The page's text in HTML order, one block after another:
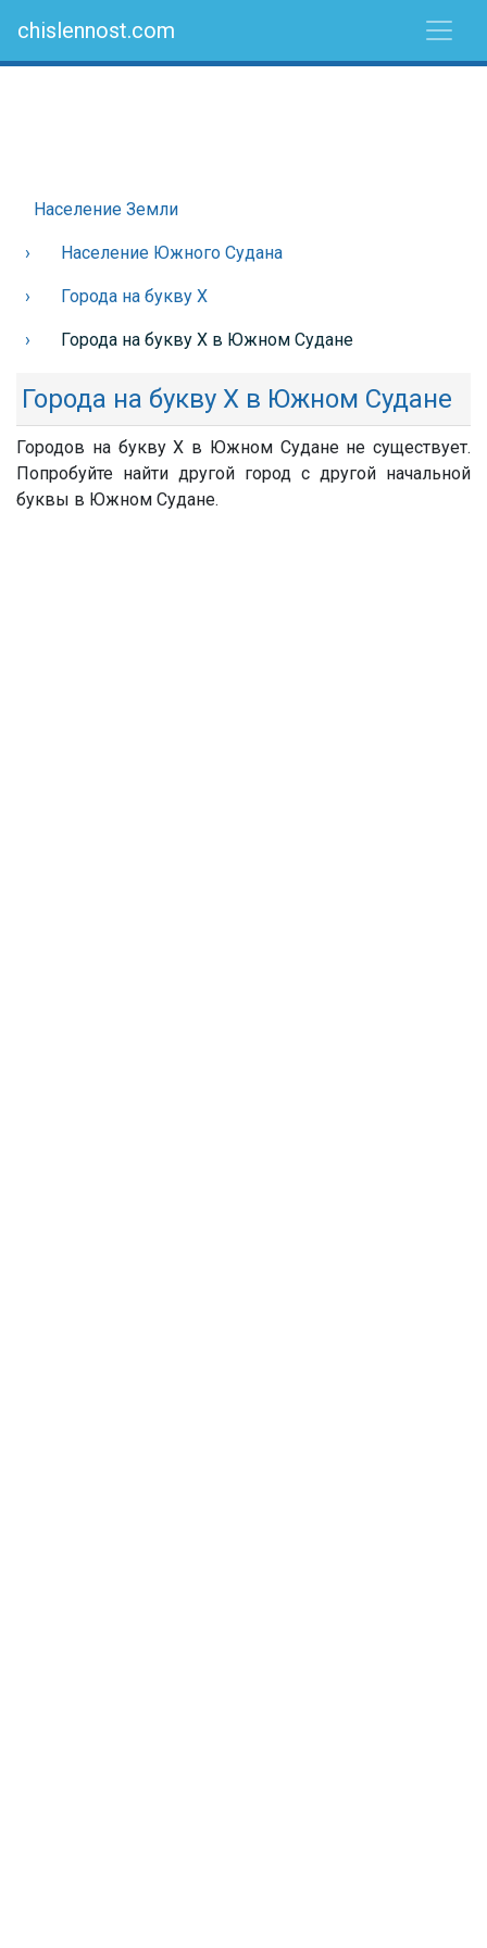
chislennost.com
Население Земли
Население Южного Судана
Города на букву Х
Города на букву Х в Южном Судане
Города на букву Х в Южном Судане
Городов на букву Х в Южном Судане не существует.
Попробуйте найти другой город с другой начальной
буквы в Южном Судане.